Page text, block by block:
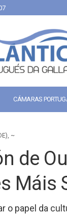
CÁMARAS
, ~
de
Máis
o papel da